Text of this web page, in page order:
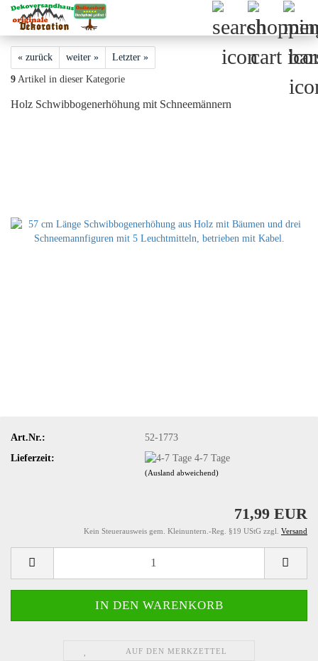
« zurück weiter » Letzter »
9 Artikel in dieser Kategorie
Holz Schwibbogenerhöhung mit Schneemännern
Art.Nr.:
52-1773
Lieferzeit:
4-7 Tage
(Ausland abweichend)
71,99 EUR
Kein Steuerausweis gem. Kleinuntern.-Reg. §19 UStG zzgl. Versand
AUF DEN MERKZETTEL